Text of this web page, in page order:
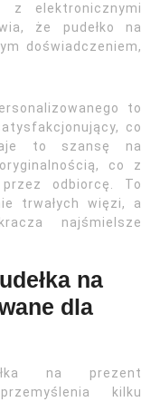
elektronicznymi
że pudełko na
doświadczeniem,
to
co
to szansę na
co z
odbiorcę. To
trwałych więzi, a
najśmielsze
na
dla
na prezent
kilku